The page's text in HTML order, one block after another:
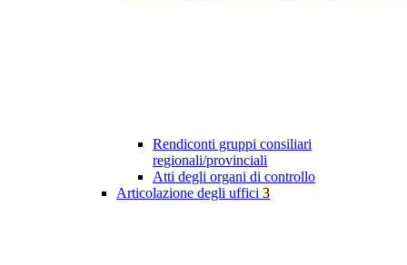
Rendiconti gruppi consiliari
regionali/provinciali
Atti degli organi di controllo
Articolazione degli uffici 3